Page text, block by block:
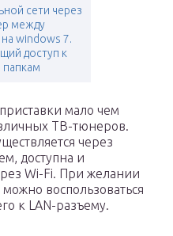
сети через
между
windows 7.
доступ к
мало чем
ТВ-тюнеров.
через
доступна и
Wi-Fi. При желании
воспользоваться
к LAN-разъему.